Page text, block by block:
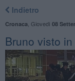
Indietro
Cronaca Giovedì 08
Bruno visto